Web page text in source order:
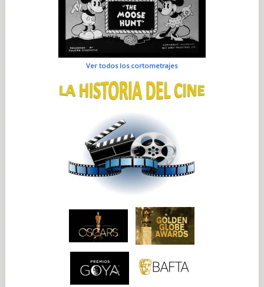
Ver todos los cortometrajes